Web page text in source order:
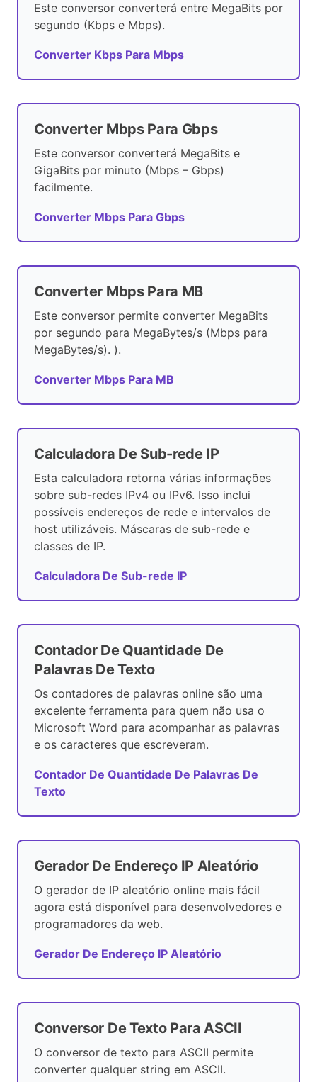
Este conversor converterá entre MegaBits por
segundo (Kbps e Mbps).
Converter Kbps Para Mbps
Converter Mbps Para Gbps
Este conversor converterá MegaBits e
GigaBits por minuto (Mbps – Gbps)
facilmente.
Converter Mbps Para Gbps
Converter Mbps Para MB
Este conversor permite converter MegaBits
por segundo para MegaBytes/s (Mbps para
MegaBytes/s). ).
Converter Mbps Para MB
Calculadora De Sub-rede IP
Esta calculadora retorna várias informações
sobre sub-redes IPv4 ou IPv6. Isso inclui
possíveis endereços de rede e intervalos de
host utilizáveis. Máscaras de sub-rede e
classes de IP.
Calculadora De Sub-rede IP
Contador De Quantidade De
Palavras De Texto
Os contadores de palavras online são uma
excelente ferramenta para quem não usa o
Microsoft Word para acompanhar as palavras
e os caracteres que escreveram.
Contador De Quantidade De Palavras De
Texto
Gerador De Endereço IP Aleatório
O gerador de IP aleatório online mais fácil
agora está disponível para desenvolvedores e
programadores da web.
Gerador De Endereço IP Aleatório
Conversor De Texto Para ASCII
O conversor de texto para ASCII permite
converter qualquer string em ASCII.